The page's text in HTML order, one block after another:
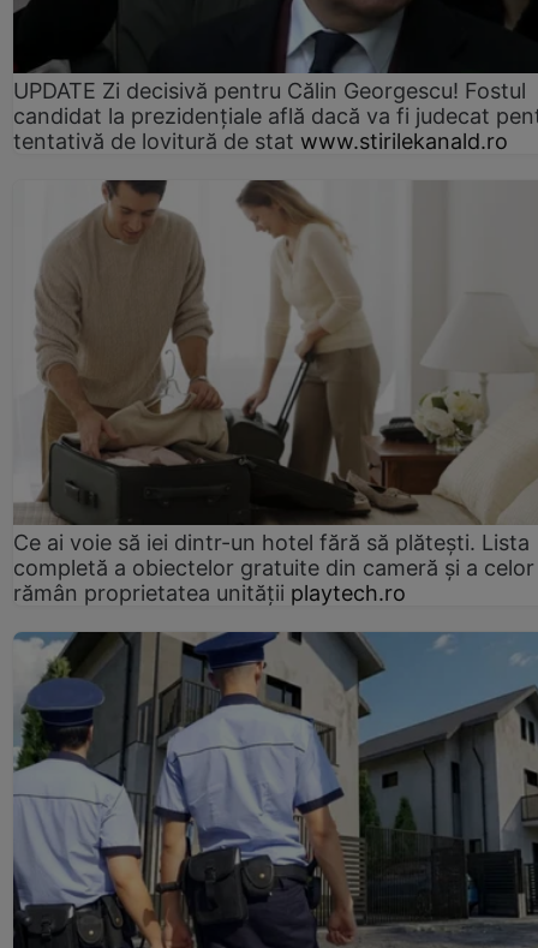
UPDATE Zi decisivă pentru Călin Georgescu! Fostul
candidat la prezidențiale află dacă va fi judecat
tentativă de lovitură de stat www.stirilekanald.ro
Ce ai voie să iei dintr-un hotel fără să plătești. Lista
completă a obiectelor gratuite din cameră și a
rămân proprietatea unității playtech.ro